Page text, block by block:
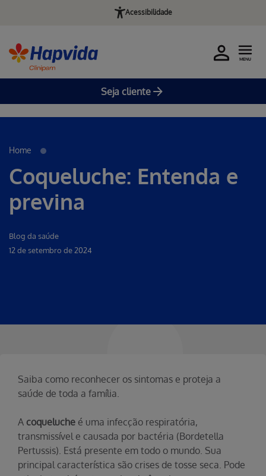
Pular para o Conteúdo principal
Acessibilidade
Seja cliente
MENU
Home
Coqueluche: Entenda e
previna
Blog da saúde
12 de setembro de 2024
Saiba como reconhecer os sintomas e proteja a
saúde de toda a família.
A coqueluche é uma infecção respiratória,
transmissível e causada por bactéria (Bordetella
Pertussis). Está presente em todo o mundo. Sua
principal característica são crises de tosse seca. Pode